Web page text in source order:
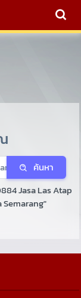
ค้นหา
Jasa Las Atap
Semarang"